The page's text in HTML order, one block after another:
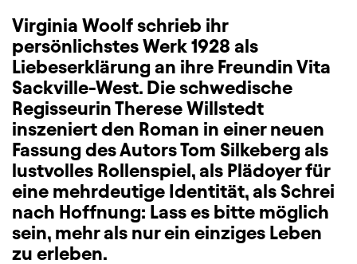
Virginia Woolf schrieb ihr
persönlichstes Werk 1928 als
Liebeserklärung an ihre Freundin Vita
Sackville-West. Die schwedische
Regisseurin Therese Willstedt
inszeniert den Roman in einer neuen
Fassung des Autors Tom Silkeberg als
lustvolles Rollenspiel, als Plädoyer für
eine mehrdeutige Identität, als Schrei
nach Hoffnung: Lass es bitte möglich
sein, mehr als nur ein einziges Leben
zu erleben.